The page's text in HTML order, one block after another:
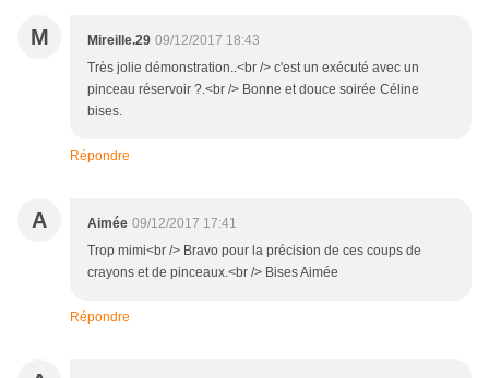
M Mireille.29 09/12/2017 18:43
Très jolie démonstration..<br /> c'est un exécuté avec un
pinceau réservoir ?.<br /> Bonne et douce soirée Céline
bises.
Répondre
A Aimée 09/12/2017 17:41
Trop mimi<br /> Bravo pour la précision de ces coups de
crayons et de pinceaux.<br /> Bises Aimée
Répondre